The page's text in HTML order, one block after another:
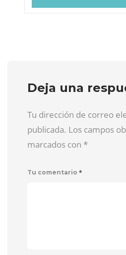
Deja una
Tu dirección de correo
publicada. Los campos
marcados con *
Tu comentario *